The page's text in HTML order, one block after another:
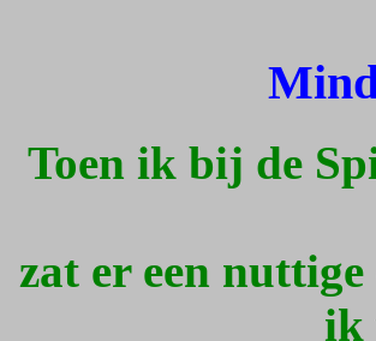
Toen ik bij de
zat er een
ik